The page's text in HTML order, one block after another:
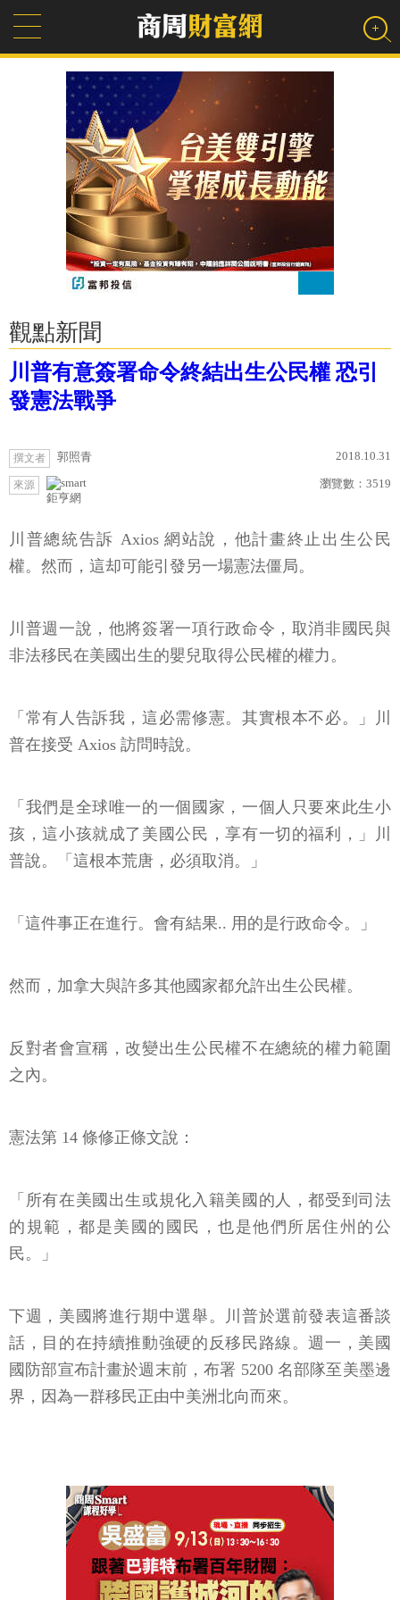
觀點新聞
川普有意簽署命令終結出生公民權 恐引
發憲法戰爭
撰文者 郭照青 2018.10.31
來源
鉅亨網
瀏覽數： 3519
川普總統告訴 Axios 網站說，他計畫終止出生公民
權。然而，這却可能引發另一場憲法僵局。
川普週一說，他將簽署一項行政命令，取消非國民與
非法移民在美國出生的嬰兒取得公民權的權力。
「常有人告訴我，這必需修憲。其實根本不必。」川
普在接受 Axios 訪問時說。
「我們是全球唯一的一個國家，一個人只要來此生小
孩，這小孩就成了美國公民，享有一切的福利，」川
普說。「這根本荒唐，必須取消。」
「這件事正在進行。會有結果.. 用的是行政命令。」
然而，加拿大與許多其他國家都允許出生公民權。
反對者會宣稱，改變出生公民權不在總統的權力範圍
之內。
憲法第 14 條修正條文說：
「所有在美國出生或規化入籍美國的人，都受到司法
的規範，都是美國的國民，也是他們所居住州的公
民。」
下週，美國將進行期中選舉。川普於選前發表這番談
話，目的在持續推動強硬的反移民路線。週一，美國
國防部宣布計畫於週末前，布署 5200 名部隊至美墨邊
界，因為一群移民正由中美洲北向而來。